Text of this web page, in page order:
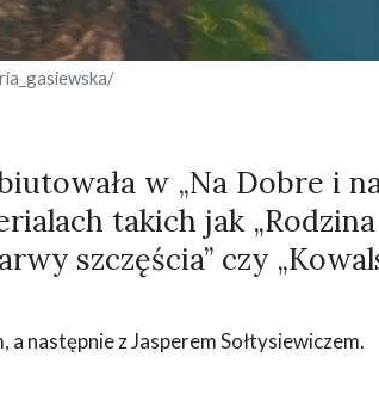
w „Na Dobre i
takich jak „Rodzina
szczęścia” czy
następnie z Jasperem Sołtysiewiczem.